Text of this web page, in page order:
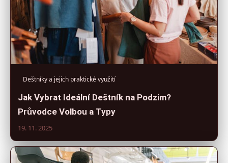
Deštníky a jejich praktické využití
Jak Vybrat Ideální Deštník na Podzim?
Průvodce Volbou a Typy
19. 11. 2025